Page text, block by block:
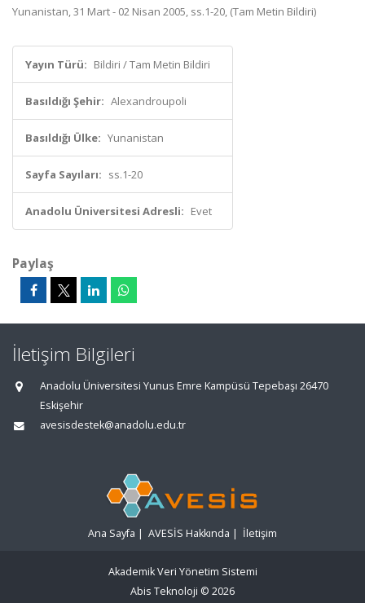
Yunanistan, 31 Mart - 02 Nisan 2005, ss.1-20, (Tam Metin Bildiri)
Yayın Türü: Bildiri / Tam Metin Bildiri
Basıldığı Şehir: Alexandroupoli
Basıldığı Ülke: Yunanistan
Sayfa Sayıları: ss.1-20
Anadolu Üniversitesi Adresli: Evet
Paylaş
İletişim Bilgileri
Anadolu Üniversitesi Yunus Emre Kampüsü Tepebaşı 26470
Eskişehir
avesisdestek@anadolu.edu.tr
Ana Sayfa | AVESİS Hakkında | İletişim
Akademik Veri Yönetim Sistemi
Abis Teknoloji © 2026